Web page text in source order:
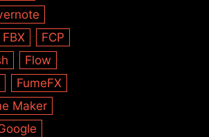
FBX
FCP
Flow
FumeFX
Maker